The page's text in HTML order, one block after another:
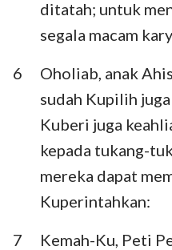
Maleakhi
ditatah; untuk
segala macam
6
Oholiab, anak
sudah Kupilih
Kuberi juga
kepada tukang-
mereka dapat
Kuperintahkan:
7
Kemah-Ku, Peti